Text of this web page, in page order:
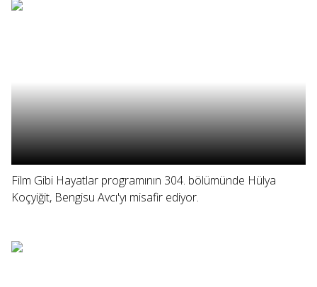
Film Gibi Hayatlar programının 304. bölümünde Hülya
Koçyiğit, Bengisu Avcı'yı misafir ediyor.